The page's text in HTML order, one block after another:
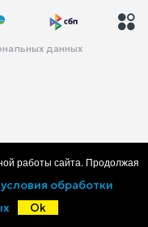
данных
Избранное
работы сайта. Продолжая
условия обработки
Ok